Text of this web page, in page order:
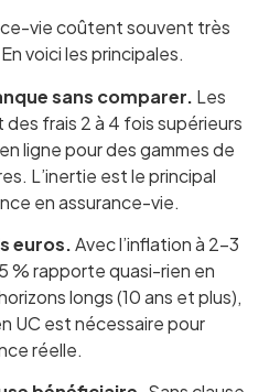
vie coûtent souvent très
voici les principales.
sans comparer. Les
frais 2 à 4 fois supérieurs
ligne pour des gammes de
L’inertie est le principal
en assurance-vie.
euros.Avec l’inflation à 2-3
% rapporte quasi-rien en
longs (10 ans et plus),
UC est nécessaire pour
réelle.